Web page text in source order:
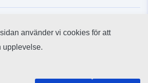
och organ
använder vi cookies för att
upplevelse.